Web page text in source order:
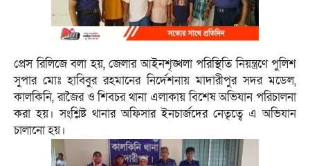
প্রেস রিলিজে বলা হয়, জেলার আইনশৃঙ্খলা পরিস্থিতি নিয়ন্ত্রণে পুলিশ
সুপার মোঃ হাবিবুর রহমানের নির্দেশনায় মাদারীপুর সদর মডেল,
কালকিনি, রাজৈর ও শিবচর থানা এলাকায় বিশেষ অভিযান পরিচালনা
করা হয়। সংশ্লিষ্ট থানার অফিসার ইনচার্জদের নেতৃত্বে এ অভিযান
চালানো হয়।